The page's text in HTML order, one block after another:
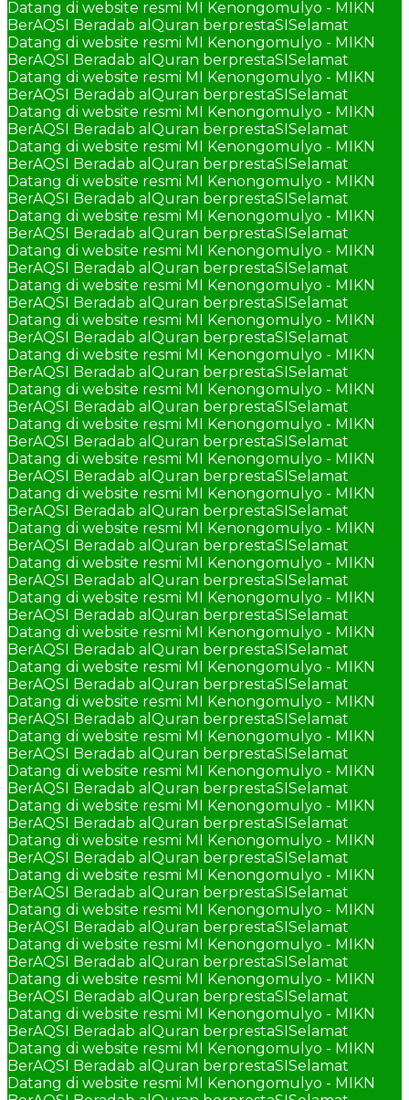
Datang di website resmi MI Kenongomulyo - MIKN
BerAQSI Beradab alQuran berprestaSISelamat
Datang di website resmi MI Kenongomulyo - MIKN
BerAQSI Beradab alQuran berprestaSISelamat
Datang di website resmi MI Kenongomulyo - MIKN
BerAQSI Beradab alQuran berprestaSISelamat
Datang di website resmi MI Kenongomulyo - MIKN
BerAQSI Beradab alQuran berprestaSISelamat
Datang di website resmi MI Kenongomulyo - MIKN
BerAQSI Beradab alQuran berprestaSISelamat
Datang di website resmi MI Kenongomulyo - MIKN
BerAQSI Beradab alQuran berprestaSISelamat
Datang di website resmi MI Kenongomulyo - MIKN
BerAQSI Beradab alQuran berprestaSISelamat
Datang di website resmi MI Kenongomulyo - MIKN
BerAQSI Beradab alQuran berprestaSISelamat
Datang di website resmi MI Kenongomulyo - MIKN
BerAQSI Beradab alQuran berprestaSISelamat
Datang di website resmi MI Kenongomulyo - MIKN
BerAQSI Beradab alQuran berprestaSISelamat
Datang di website resmi MI Kenongomulyo - MIKN
BerAQSI Beradab alQuran berprestaSISelamat
Datang di website resmi MI Kenongomulyo - MIKN
BerAQSI Beradab alQuran berprestaSISelamat
Datang di website resmi MI Kenongomulyo - MIKN
BerAQSI Beradab alQuran berprestaSISelamat
Datang di website resmi MI Kenongomulyo - MIKN
BerAQSI Beradab alQuran berprestaSISelamat
Datang di website resmi MI Kenongomulyo - MIKN
BerAQSI Beradab alQuran berprestaSISelamat
Datang di website resmi MI Kenongomulyo - MIKN
BerAQSI Beradab alQuran berprestaSISelamat
Datang di website resmi MI Kenongomulyo - MIKN
BerAQSI Beradab alQuran berprestaSISelamat
Datang di website resmi MI Kenongomulyo - MIKN
BerAQSI Beradab alQuran berprestaSISelamat
Datang di website resmi MI Kenongomulyo - MIKN
BerAQSI Beradab alQuran berprestaSISelamat
Datang di website resmi MI Kenongomulyo - MIKN
BerAQSI Beradab alQuran berprestaSISelamat
Datang di website resmi MI Kenongomulyo - MIKN
BerAQSI Beradab alQuran berprestaSISelamat
Datang di website resmi MI Kenongomulyo - MIKN
BerAQSI Beradab alQuran berprestaSISelamat
Datang di website resmi MI Kenongomulyo - MIKN
BerAQSI Beradab alQuran berprestaSISelamat
Datang di website resmi MI Kenongomulyo - MIKN
BerAQSI Beradab alQuran berprestaSISelamat
Datang di website resmi MI Kenongomulyo - MIKN
BerAQSI Beradab alQuran berprestaSISelamat
Datang di website resmi MI Kenongomulyo - MIKN
BerAQSI Beradab alQuran berprestaSISelamat
Datang di website resmi MI Kenongomulyo - MIKN
BerAQSI Beradab alQuran berprestaSISelamat
Datang di website resmi MI Kenongomulyo - MIKN
BerAQSI Beradab alQuran berprestaSISelamat
Datang di website resmi MI Kenongomulyo - MIKN
BerAQSI Beradab alQuran berprestaSISelamat
Datang di website resmi MI Kenongomulyo - MIKN
BerAQSI Beradab alQuran berprestaSISelamat
Datang di website resmi MI Kenongomulyo - MIKN
BerAQSI Beradab alQuran berprestaSISelamat
Datang di website resmi MI Kenongomulyo - MIKN